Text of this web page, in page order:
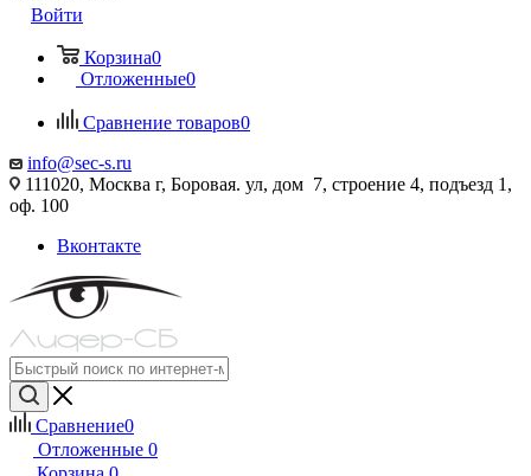
Войти
Корзина0
Отложенные0
Сравнение товаров0
info@sec-s.ru
111020, Москва г, Боровая. ул, дом 7, строение 4, подъезд 1,
оф. 100
Вконтакте
Сравнение0
Отложенные 0